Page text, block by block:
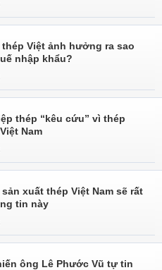
Việt ảnh hưởng ra sao
nhập khẩu?
thép “kêu cứu” vì thép
Nam
xuất thép Việt Nam sẽ rất
tin này
ông Lê Phước Vũ tự tin